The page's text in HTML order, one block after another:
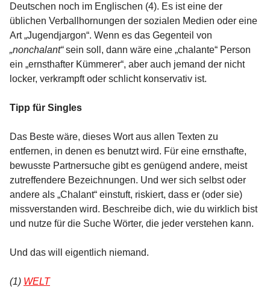
Deutschen noch im Englischen (4). Es ist eine der
üblichen Verballhornungen der sozialen Medien oder eine
Art „Jugendjargon“. Wenn es das Gegenteil von
„nonchalant“sein soll, dann wäre eine „chalante“ Person
ein „ernsthafter Kümmerer“, aber auch jemand der nicht
locker, verkrampft oder schlicht konservativ ist.
Tipp für Singles
Das Beste wäre, dieses Wort aus allen Texten zu
entfernen, in denen es benutzt wird. Für eine ernsthafte,
bewusste Partnersuche gibt es genügend andere, meist
zutreffendere Bezeichnungen. Und wer sich selbst oder
andere als „Chalant“ einstuft, riskiert, dass er (oder sie)
missverstanden wird. Beschreibe dich, wie du wirklich bist
und nutze für die Suche Wörter, die jeder verstehen kann.
Und das will eigentlich niemand.
(1) WELT